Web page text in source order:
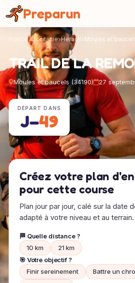
Preparun
France Occitanie Herault Moules et
TRAIL DE LA
Moules et baucels (34190) 27
DÉPART DANS
J−49
Créez votre plan
pour cette course
Plan jour par jour, calé sur la date
adapté à votre niveau et au terrain.
🏁 Quelle distance ?
10 km
21 km
🎯 Votre objectif ?
Finir sereinement
Battre un
Panneau de gestion des cookies